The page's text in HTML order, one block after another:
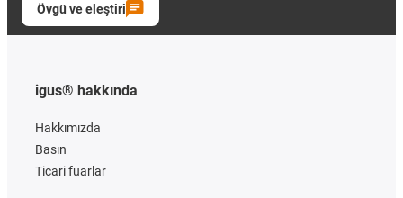
Övgü ve eleştiri
igus® hakkında
Hakkımızda
Basın
Ticari fuarlar